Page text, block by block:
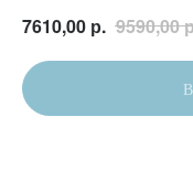
7610,00 р. 9590,00